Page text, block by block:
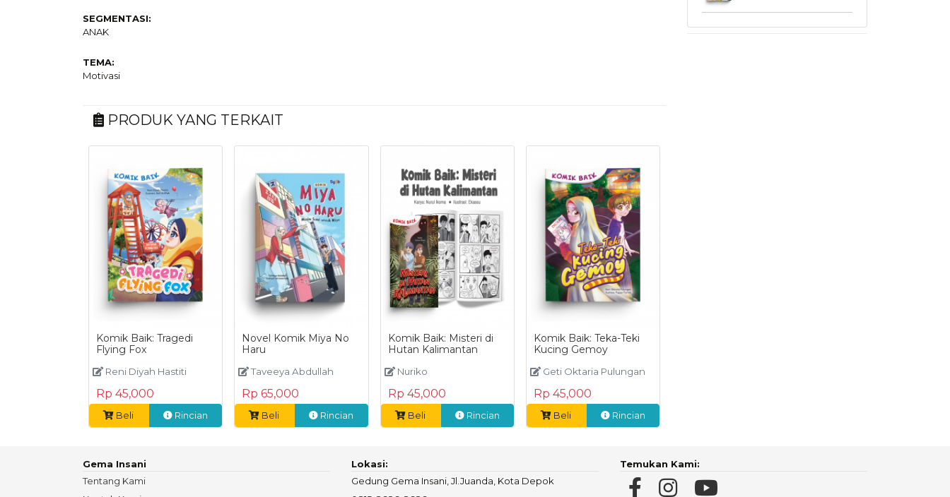
SEGMENTASI:
ANAK
TEMA:
Motivasi
PRODUK YANG TERKAIT
Komik Baik: Tragedi
Flying Fox
Reni Diyah Hastiti
Rp 45,000
Beli Rincian
Novel Komik Miya No
Haru
Taveeya Abdullah
Rp 65,000
Beli Rincian
Komik Baik: Misteri di
Hutan Kalimantan
Nuriko
Rp 45,000
Beli Rincian
Komik Baik: Teka-Teki
Kucing Gemoy
Geti Oktaria Pulungan
Rp 45,000
Beli Rincian
Gema Insani
Tentang Kami
Lokasi:
Gedung Gema Insani, Jl.Juanda, Kota Depok
Temukan Kami: